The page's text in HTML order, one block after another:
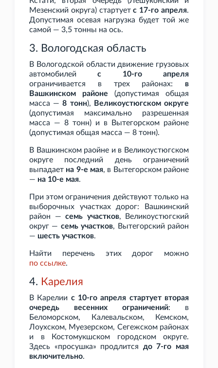
Мезенский округа) стартуетс 17-го апреля.
Допустимая осевая нагрузка будет той же
самой — 3,5 тонны на ось.
3. Вологодская область
В Вологодской области движение грузовых
автомобилейс 10-го апреля
ограничивается в трех районах: в
Вашкинском районе (допустимая общая
масса —8 тонн),
Великоустюгском округе
(допустимая максимально разрешенная
масса — 8 тонн) и в Вытегорском районе
(допустимая общая масса — 8 тонн).
В Вашкинском раойне и в Великоустюгском
округе последний день ограничений
выпадает на 9-е мая, в Вытегорском районе
— на 10-е мая.
При этом ограничения действуют только на
выборочных участках дорог: Вашкинский
район — семь участков, Великоустюгский
округ — семь участков, Вытегорский район
— шесть участков.
Найти перечень этих дорог можно
по ссылке.
4. Карелия
В Карелии с 10-го апреля стартует вторая
очередь весенних ограничений: в
Беломорском, Калевальском, Кемском,
Лоухском, Муезерском, Сегежском районах
и в Костомукшском городском округе.
Здесь «просушка» продлится до 7-го мая
включительно.